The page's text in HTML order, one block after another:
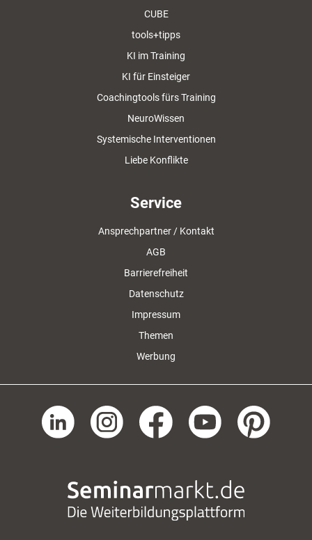
CUBE
tools+tipps
KI im Training
KI für Einsteiger
Coachingtools fürs Training
NeuroWissen
Systemische Interventionen
Liebe Konflikte
Service
Ansprechpartner / Kontakt
AGB
Barrierefreiheit
Datenschutz
Impressum
Themen
Werbung